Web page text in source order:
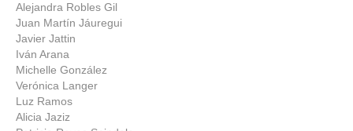
Alejandra Robles Gil
Juan Martín Jáuregui
Javier Jattin
Iván Arana
Michelle González
Verónica Langer
Luz Ramos
Alicia Jaziz